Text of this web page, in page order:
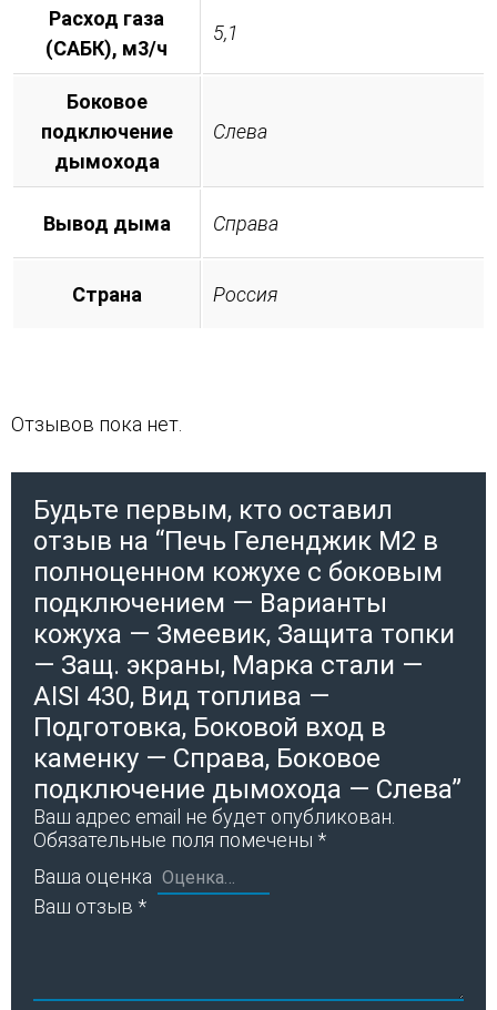
Расход газа
(САБК), м3/ч
5,1
Боковое
подключение
дымохода
Слева
Вывод дыма Справа
Страна Россия
Отзывов пока нет.
Будьте первым, кто оставил
отзыв на “Печь Геленджик М2 в
полноценном кожухе с боковым
подключением — Варианты
кожуха — Змеевик, Защита топки
— Защ. экраны, Марка стали —
AISI 430, Вид топлива —
Подготовка, Боковой вход в
каменку — Справа, Боковое
подключение дымохода — Слева”
Ваш адрес email не будет опубликован.
Обязательные поля помечены *
Ваша оценка
Ваш отзыв *